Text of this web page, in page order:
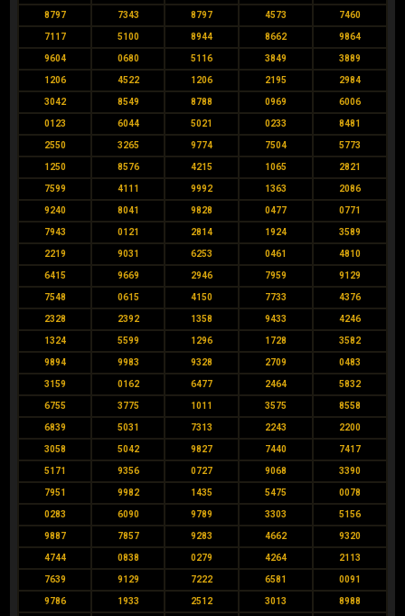
8797 7343 8797 4573 7460
7117 5100 8944 8662 9864
9604 0680 5116 3849 3889
1206 4522 1206 2195 2984
3042 8549 8788 0969 6006
0123 6044 5021 0233 8481
2550 3265 9774 7504 5773
1250 8576 4215 1065 2821
7599 4111 9992 1363 2086
9240 8041 9828 0477 0771
7943 0121 2814 1924 3589
2219 9031 6253 0461 4810
6415 9669 2946 7959 9129
7548 0615 4150 7733 4376
2328 2392 1358 9433 4246
1324 5599 1296 1728 3582
9894 9983 9328 2709 0483
3159 0162 6477 2464 5832
6755 3775 1011 3575 8558
6839 5031 7313 2243 2200
3058 5042 9827 7440 7417
5171 9356 0727 9068 3390
7951 9982 1435 5475 0078
0283 6090 9789 3303 5156
9887 7857 9283 4662 9320
4744 0838 0279 4264 2113
7639 9129 7222 6581 0091
9786 1933 2512 3013 8988